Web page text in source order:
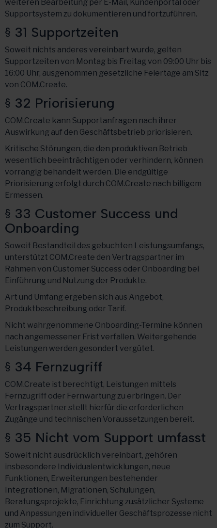
weiteren Bearbeitung per E-Mail, Kundenportal oder
Supportsystem zu dokumentieren und fortzuführen.
§ 31 Supportzeiten
Soweit nichts anderes vereinbart wurde, gelten
Supportzeiten von Montag bis Freitag von 09:00 Uhr bis
16:00 Uhr, ausgenommen gesetzliche Feiertage am Sitz
von COM.Create.
§ 32 Priorisierung
COM.Create kann Supportanfragen nach ihrer
Auswirkung auf den Geschäftsbetrieb priorisieren.
Kritische Störungen, die den produktiven Betrieb
wesentlich beeinträchtigen oder verhindern, können
vorrangig behandelt werden. Die endgültige
Priorisierung erfolgt durch COM.Create nach billigem
Ermessen.
§ 33 Customer Success und
Onboarding
Soweit Bestandteil des gebuchten Leistungsumfangs,
unterstützt COM.Create den Vertragspartner im
Rahmen von Customer Success oder Onboarding bei
Einführung und Nutzung der Produkte.
Art und Umfang ergeben sich aus Angebot,
Produktbeschreibung oder Tarif.
Nicht wahrgenommene Onboarding-Termine können
nach angemessener Frist verfallen. Weitergehende
Leistungen werden gesondert vergütet.
§ 34 Fernzugriff
COM.Create ist berechtigt, Leistungen mittels
Fernzugriff oder Fernwartung zu erbringen. Der
Vertragspartner stellt hierfür die erforderlichen
Zugänge und technischen Voraussetzungen bereit.
§ 35 Nicht vom Support umfasst
Soweit nicht ausdrücklich vereinbart, gehören
insbesondere Individualentwicklungen, neue
Funktionen, Erweiterungen bestehender
Integrationen, Migrationen, Schulungen,
Beratungsprojekte, Einrichtung zusätzlicher Systeme
und Anpassungen individueller Geschäftsprozesse nicht
zum Support.